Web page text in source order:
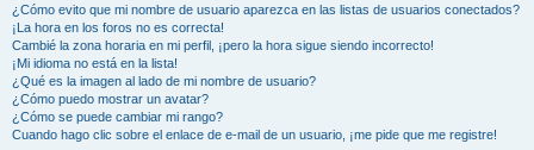
¿Cómo evito que mi nombre de usuario aparezca en las listas de usuarios conectados?
¡La hora en los foros no es correcta!
Cambié la zona horaria en mi perfil, ¡pero la hora sigue siendo incorrecto!
¡Mi idioma no está en la lista!
¿Qué es la imagen al lado de mi nombre de usuario?
¿Cómo puedo mostrar un avatar?
¿Cómo se puede cambiar mi rango?
Cuando hago clic sobre el enlace de e-mail de un usuario, ¡me pide que me registre!